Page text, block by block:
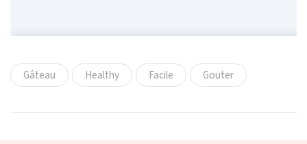
Gâteau Healthy Facile Gouter